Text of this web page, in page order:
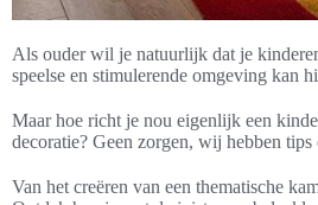
Als ouder wil je natuurlijk dat je
speelse en stimulerende omgeving kan
Maar hoe richt je nou eigenlijk een
decoratie? Geen zorgen, wij hebben
Van het creëren van een thematische